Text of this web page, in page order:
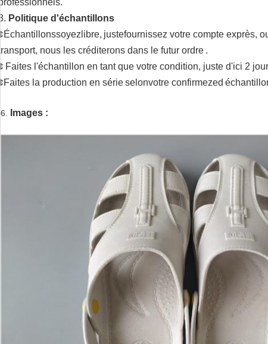
professionnels.
3. Politique d'échantillons
¢Échantillonssoyez libre, justefournissez votre compte exprès,
transport, nous les créditerons dans le futur ordre .
¢ Faites l'échantillon en tant que votre condition, juste d'ici 2
¢Faites la production en sérieselonvotre confirmezed
6. Images :